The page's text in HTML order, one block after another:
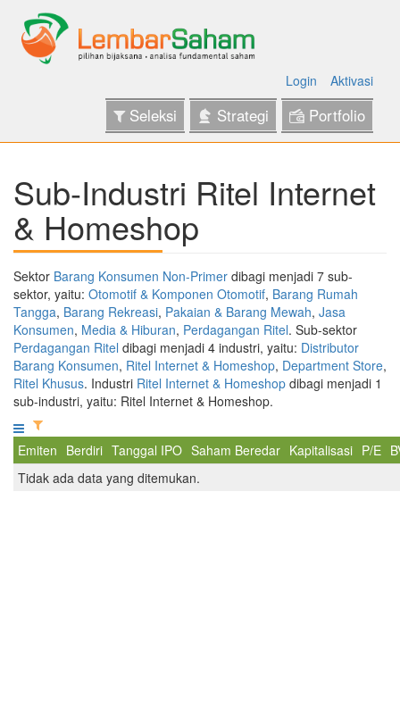
Login Aktivasi
Seleksi Strategi Portfolio
Sub-Industri Ritel Internet
& Homeshop
Sektor Barang Konsumen Non-Primer dibagi menjadi 7 sub-
sektor, yaitu: Otomotif & Komponen Otomotif, Barang Rumah
Tangga, Barang Rekreasi, Pakaian & Barang Mewah, Jasa
Konsumen, Media & Hiburan, Perdagangan Ritel. Sub-sektor
Perdagangan Ritel dibagi menjadi 4 industri, yaitu: Distributor
Barang Konsumen, Ritel Internet & Homeshop, Department Store,
Ritel Khusus. Industri Ritel Internet & Homeshop dibagi menjadi 1
sub-industri, yaitu: Ritel Internet & Homeshop.
Emiten Berdiri Tanggal IPO Saham Beredar Kapitalisasi P/E
Tidak ada data yang ditemukan.